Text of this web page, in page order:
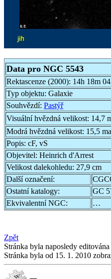
Data pro NGC 5543
Rektascenze (2000): 14h 18m
Typ objektu: Galaxie
Souhvězdí: Pastýř
Visuální hvězdná velikost: 14,7
Modrá hvězdná velikost: 15,5
Popis: cF, vS
Objevitel: Heinrich d'Arrest
Velikost dalekohledu: 27,9 cm
Další označení:
Ostatní katalogy:
GC
Ekvivalentní NGC:
…
Zpět
Stránka byla naposledy
Stránka byla od 15. 1. 2010